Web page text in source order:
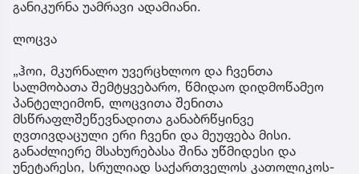
განიკურნა უამრავი ადამიანი.
ლოცვა
„ჰოი, მკურნალო უვერცხლოო და ჩვენთა
სალმობათა შემტყვებარო, წმიდაო დიდმოწამეო
პანტელეიმონ, ლოცვითა შენითა
მსწრაფლშეწევნადითა განაბრწყინვე
ღვთივდაცული ერი ჩვენი და მეუფება მისი.
განაძლიერე მსახურებასა შინა უწმიდესი და
უნეტარესი, სრულიად საქართველოს კათოლიკოს-